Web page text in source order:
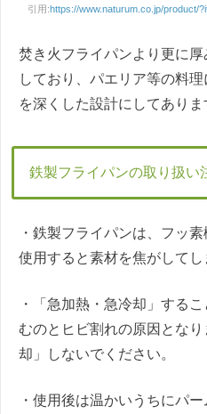
引用:https://www.naturum.co.jp/product/
焚き火フライパンより更に
しており、パエリア等の料
を深くした設計にしてありま
鉄製フライパンの取り扱い
・鉄製フライパンは、フッ
使用すると素材を焦がしてし
・「急加熱・急冷却」する
むのとヒビ割れの原因とな
却」しないでください。
・使用後は温かいうちにパ